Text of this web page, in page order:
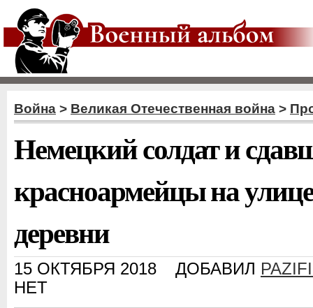
Война > Великая Отечественная война >
Немецкий солдат и
красноармейцы на
деревни
15 ОКТЯБРЯ 2018 ДОБАВИЛ
НЕТ